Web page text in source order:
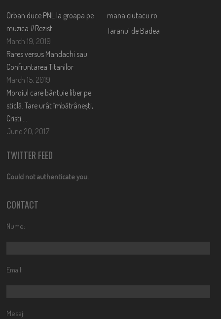
Orban duce PNL la groapa pe
muzica #Rezist
March 19, 2019
Rares versus Mandachi sau
Confruntarea Titanilor
March 15, 2019
Moroiul care bântuie liber pe
sticlă. Tare urât îmbătrânești,
Cristi….
June 20, 2017
mana.ciutacu.ro
Taranu’ de Badea
TWITTER FEED
Could not authenticate you.
CONTACT
Nume:
Email:
Mesaj: